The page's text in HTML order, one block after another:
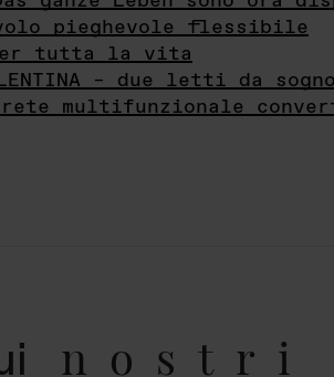
pieghevole flessibile
tutta la vita
– due letti da sogno
multifunzionale
nostri